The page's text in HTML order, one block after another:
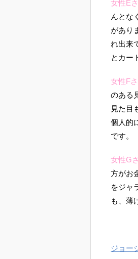
女性E
んとな
があり
れ出来
とカー
女性F
のある
見た目
個人的
です。
女性G
方がお
をジャ
も、薄
ジョー